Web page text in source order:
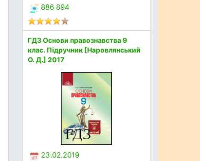
886 894
ГДЗ Основи правознавства 9
клас. Підручник [Наровлянський
О. Д.] 2017
23.02.2019